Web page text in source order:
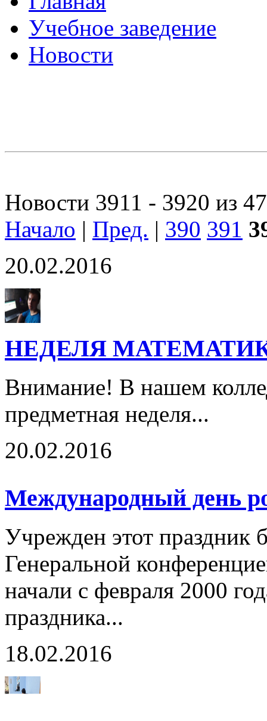
Учебное заведение
Новости
Новости 3911 - 3920 из
Начало | Пред. | 390 391
20.02.2016
НЕДЕЛЯ
Внимание! В нашем
предметная неделя...
20.02.2016
Международный день
Учрежден этот праздник
Генеральной
начали с февраля 2000
праздника...
18.02.2016